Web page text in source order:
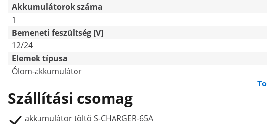
Akkumulátorok száma
1
Bemeneti feszültség [V]
12/24
Elemek típusa
Ólom-akkumulátor
Szállítási csomag
akkumulátor töltő S-CHARGER-65A